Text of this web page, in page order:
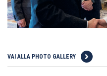
VAI ALLA PHOTO GALLERY